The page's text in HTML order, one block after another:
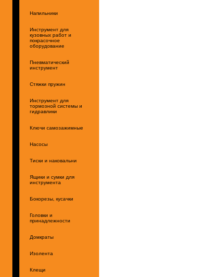
Напильники
Инструмент для
кузовных работ и
покрасочное
оборудование
Пневматический
инструмент
Стяжки пружин
Инструмент для
тормозной системы и
гидравлики
Ключи самозажимные
Насосы
Тиски и наковальни
Ящики и сумки для
инструмента
Бокорезы, кусачки
Головки и
принадлежности
Домкраты
Изолента
Клещи